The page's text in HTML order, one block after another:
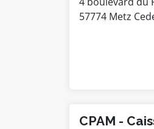
57774 Metz
CPAM -